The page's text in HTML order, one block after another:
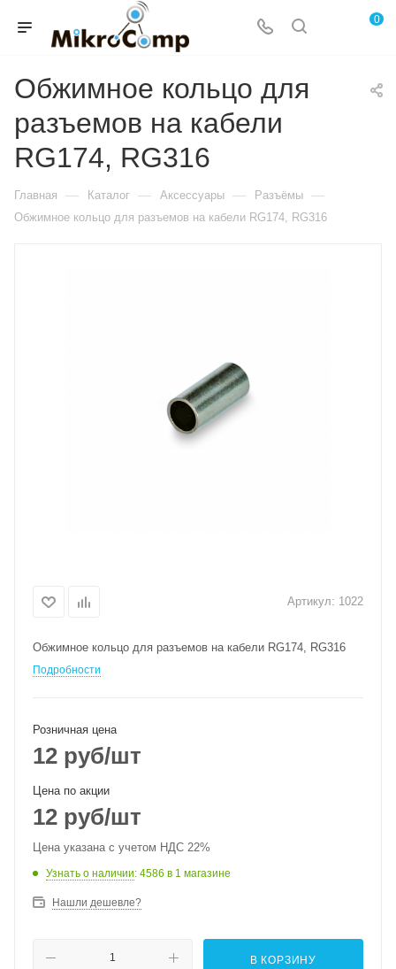
0
Обжимное кольцо для
разъемов на кабели
RG174, RG316
Главная — Каталог — Аксессуары — Разъёмы —
Обжимное кольцо для разъемов на кабели RG174, RG316
Артикул: 1022
Обжимное кольцо для разъемов на кабели RG174, RG316
Подробности
Розничная цена
12 руб/шт
Цена по акции
12 руб/шт
Цена указана с учетом НДС 22%
Узнать о наличии: 4586 в 1 магазине
Нашли дешевле?
В КОРЗИНУ